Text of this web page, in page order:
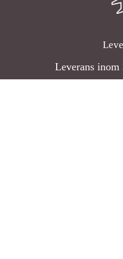
Leverans inom